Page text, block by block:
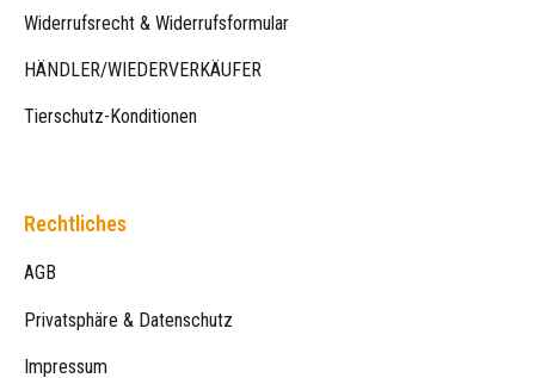
Widerrufsrecht & Widerrufsformular
HÄNDLER/WIEDERVERKÄUFER
Tierschutz-Konditionen
Rechtliches
AGB
Privatsphäre & Datenschutz
Impressum